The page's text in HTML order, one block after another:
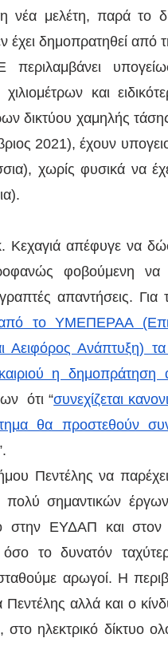
νέα μελέτη, παρά το
έχει δημοπρατηθεί
και
δικτύου χαμηλής
2021), έχουν
χωρίς φυσικά να
απέφυγε να
φοβούμενη
απαντήσεις.
από το ΥΜΕΠΕΡΑΑ
Αειφόρος Ανάπτυξη)
η
ότι “συνεχίζεται
θα προστεθούν
Πεντέλης να
σημαντικών
στην ΕΥΔΑΠ και
όσο το δυνατόν
αρωγοί. Η
Πεντέλης αλλά και ο
ηλεκτρικό δίκτυο